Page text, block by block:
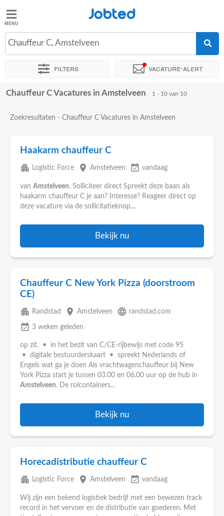
Jobted
Vacatures
Salarissen
Jobted
Chauffeur C, Amstelveen
Filters Vacature-alert
Sorteer op Exacte locatie Bedrijf Uitzendbureau
Chauffeur C Vacatures in Amstelveen 1 - 10 van 10
Zoekresultaten - Chauffeur C Vacatures in Amstelveen
Haakarm chauffeur C
apartment Logistic Force place Amstelveen event_available vandaag
van Amstelveen. Solliciteer direct Spreekt deze baan als
haakarm chauffeur C je aan? Interesse? Reageer direct op
deze vacature via de sollicitatieknop....
Bekijk nu
Chauffeur C New York Pizza (doorstroom
CE)
apartment Randstad place Amstelveen language randstad.com
event_available 3 weken geleden
op zit. • in het bezit van C/CE-rijbewijs met code 95
• digitale bestuurderskaart • spreekt Nederlands of
Engels wat ga je doen Als vrachtwagenchauffeur bij New
York Pizza start je tussen 03.00 en 06.00 uur op de hub in
Amstelveen. De rolcontainers...
Bekijk nu
Horecadistributie chauffeur C
apartment Logistic Force place Amstelveen event_available vandaag
Wij zijn een bekend logistiek bedrijf met een bewezen track
record in het vervoer en de distributie van goederen. Met